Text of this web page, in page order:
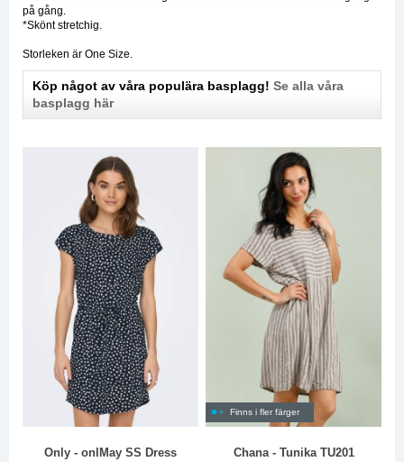
på gång.
*Skönt stretchig.
Storleken är One Size.
Köp något av våra populära basplagg! Se alla våra
basplagg här
Only - onlMay SS Dress
Finns i fler färger
Chana - Tunika TU201